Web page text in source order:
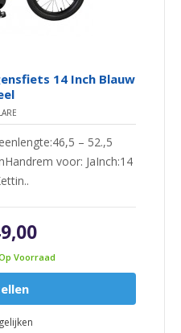
14 Inch Blauw
– 52.,5
voor: JaInch:14
Voorraad